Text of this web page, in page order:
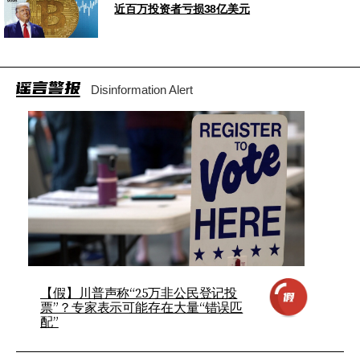
近百万投资者亏损38亿美元
谣言警报 Disinformation Alert
【假】川普声称“25万非公民登记投
票”？专家表示可能存在大量“错误匹
配”